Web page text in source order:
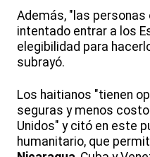
Además, "las
intentado entrar a los
elegibilidad para
subrayó.
Los haitianos "tienen
seguras y menos
Unidos" y citó en este
humanitario, que